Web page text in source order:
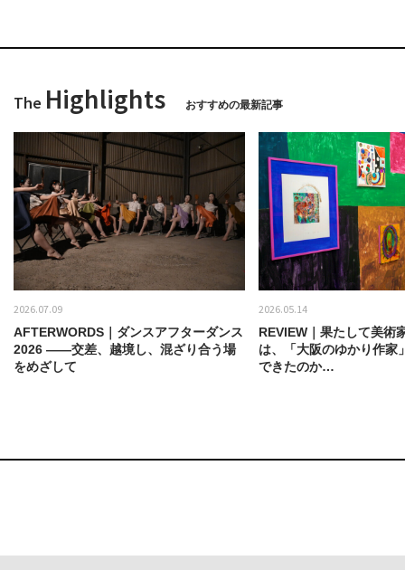
The Highlights おすすめの最新記事
2026.07.09
AFTERWORDS｜ダンスアフターダンス
2026 ——交差、越境し、混ざり合う場
をめざして
2026.05.14
REVIEW｜果たして美術
は、「大阪のゆかり作家
できたのか…